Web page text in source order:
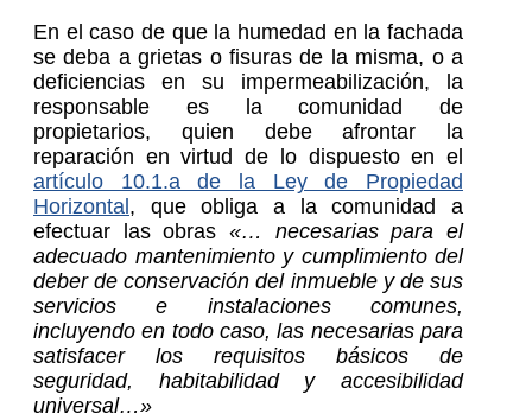
En el caso de que la humedad en la fachada
se deba a grietas o fisuras de la misma, o a
deficiencias en su impermeabilización, la
responsable es la comunidad de
propietarios, quien debe afrontar la
reparación en virtud de lo dispuesto en el
artículo 10.1.a de la Ley de Propiedad
Horizontal , que obliga a la comunidad a
efectuar las obras «… necesarias para el
adecuado mantenimiento y cumplimiento del
deber de conservación del inmueble y de sus
servicios e instalaciones comunes,
incluyendo en todo caso, las necesarias para
satisfacer los requisitos básicos de
seguridad, habitabilidad y accesibilidad
universal…»